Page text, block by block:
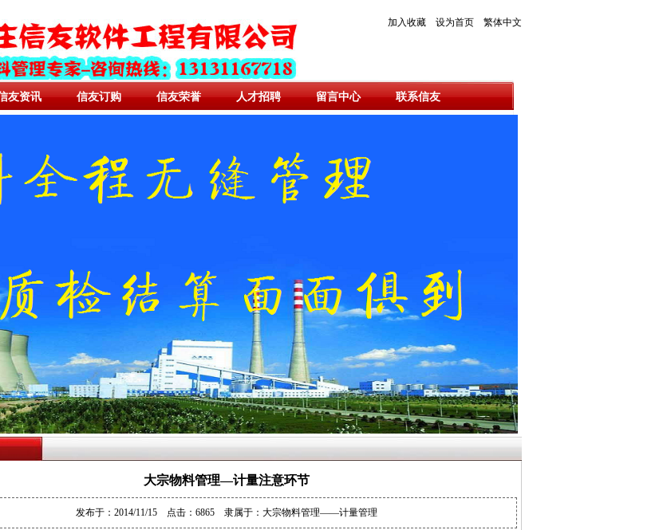
加入收藏 设为首页 繁体中文
友资讯 信友订购 信友荣誉 人才招聘 留言中心 联系信友
大宗物料管理—计量注意环节
发布于：2014/11/15 点击：6865 隶属于： 大宗物料管理——计量管理